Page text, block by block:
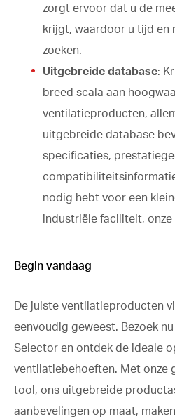
zorgt ervoor dat u de
krijgt, waardoor u tijd en
zoeken.
Uitgebreide database:
breed scala aan
ventilatieproducten,
uitgebreide database
specificaties,
nodig hebt voor een
industriële faciliteit,
Begin vandaag
De juiste ventilatieproducten
eenvoudig geweest. Bezoek
Selector en ontdek de ideale
ventilatiebehoeften. Met onze
tool, ons uitgebreide
aanbevelingen op maat,